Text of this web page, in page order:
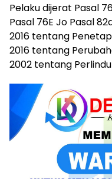
Pelaku dijerat Pasal
Pasal 76E Jo Pasal
2016 tentang
2016 tentang
2002 tentang